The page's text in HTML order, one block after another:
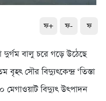
ফ+ ফ- ফ
দুর্গম বালু চরে গড়ে উঠেছে
সৌর বিদ্যুৎকেন্দ্র ‘তিস্তা
মেগাওয়াট বিদ্যুৎ উৎপাদন